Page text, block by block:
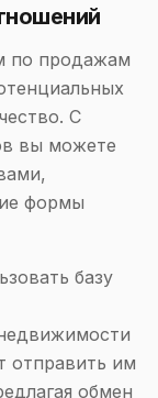
по продажам
С
вы можете
формы
базу
отправить им
обмен